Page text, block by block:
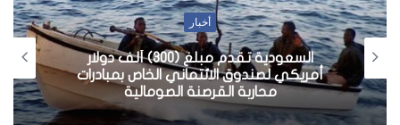
ا
ل
و
ي
ب
أخبار
السعودية تقدم مبلغ (300) ألف دولار
أمريكي لصندوق الائتماني الخاص بمبادرات
محاربة القرصنة الصومالية